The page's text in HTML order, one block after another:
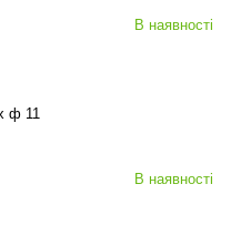
В наявності
ф 11
В наявності